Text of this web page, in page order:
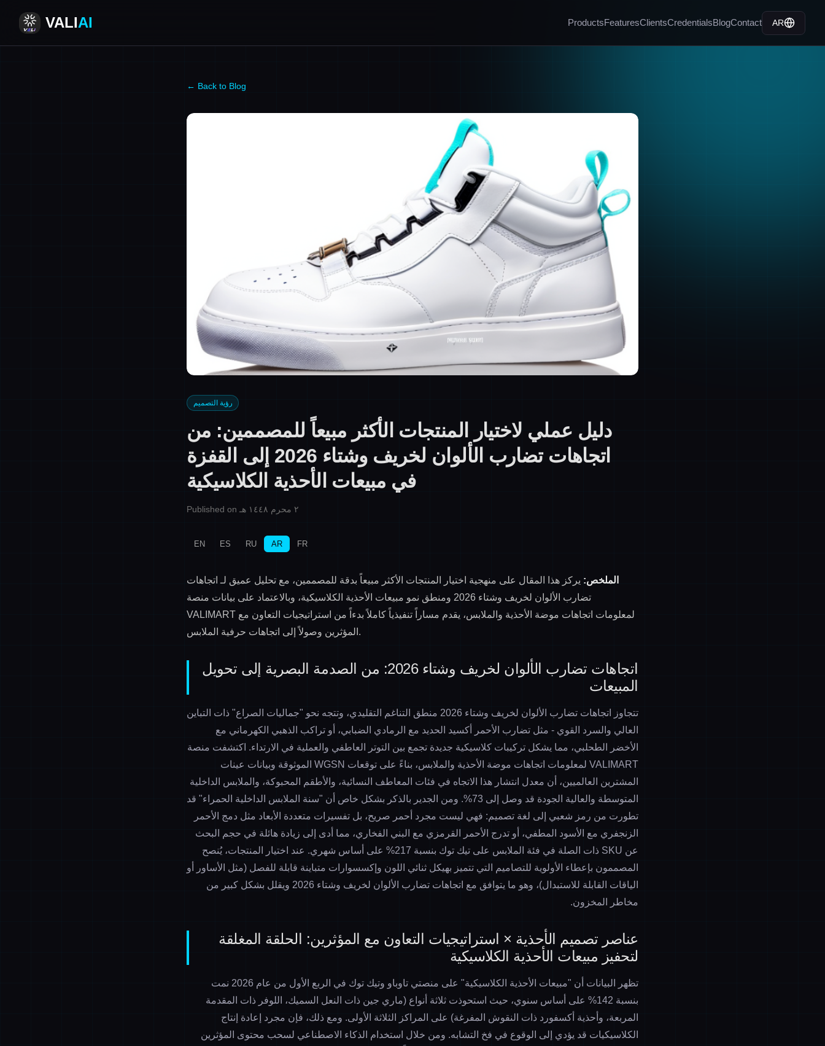
VALIAI ProductsFeaturesClientsCredentialsBlogContact AR
← Back to Blog
رؤية التصميم
دليل عملي لاختيار المنتجات الأكثر مبيعاً للمصممين: من
اتجاهات تضارب الألوان لخريف وشتاء 2026 إلى القفزة
في مبيعات الأحذية الكلاسيكية
Published on ٢ محرم ١٤٤٨ هـ
EN ES RU AR FR
الملخص: يركز هذا المقال على منهجية اختيار المنتجات الأكثر مبيعاً بدقة للمصممين، مع تحليل عميق لـ اتجاهات
تضارب الألوان لخريف وشتاء 2026
ومنطق نمو مبيعات الأحذية الكلاسيكية، وبالاعتماد على بيانات منصة
VALIMART لمعلومات اتجاهات موضة الأحذية والملابس، يقدم مساراً تنفيذياً كاملاً بدءاً من استراتيجيات التعاون مع
المؤثرين وصولاً إلى اتجاهات حرفية الملابس .
اتجاهات تضارب الألوان لخريف وشتاء 2026: من الصدمة البصرية إلى تحويل
المبيعات
تتجاوز اتجاهات تضارب الألوان لخريف وشتاء 2026 منطق التناغم التقليدي، وتتجه نحو "جماليات الصراع" ذات التباين
العالي والسرد القوي - مثل تضارب الأحمر أكسيد الحديد مع الرمادي الضبابي، أو تراكب الذهبي الكهرماني مع
الأخضر الطحلبي، مما يشكل تركيبات كلاسيكية جديدة تجمع بين التوتر العاطفي والعملية في الارتداء. اكتشفت منصة
VALIMART لمعلومات اتجاهات موضة الأحذية والملابس، بناءً على توقعات WGSN الموثوقة وبيانات عينات
المشترين العالميين، أن معدل انتشار هذا الاتجاه في فئات المعاطف النسائية، والأطقم المحبوكة، والملابس الداخلية
المتوسطة والعالية الجودة قد وصل إلى 73%. ومن الجدير بالذكر بشكل خاص أن "
سنة الملابس الداخلية الحمراء" قد
تطورت من رمز شعبي إلى لغة تصميم: فهي ليست مجرد أحمر صريح، بل تفسيرات متعددة الأبعاد مثل دمج الأحمر
الزنجفري مع الأسود المطفي، أو تدرج الأحمر القرمزي مع البني الفخاري، مما أدى إلى زيادة هائلة في حجم البحث
عن SKU ذات الصلة في فئة الملابس على تيك توك بنسبة 217% على أساس شهري. عند اختيار المنتجات، يُنصح
المصممون بإعطاء الأولوية للتصاميم التي تتميز بهيكل ثنائي اللون وإكسسوارات متباينة قابلة للفصل (مثل الأساور أو
الياقات القابلة للاستبدال)، وهو ما يتوافق مع اتجاهات تضارب الألوان لخريف وشتاء 2026
ويقلل بشكل كبير من
مخاطر المخزون.
عناصر تصميم الأحذية × استراتيجيات التعاون مع المؤثرين: الحلقة المغلقة
لتحفيز مبيعات الأحذية الكلاسيكية
تظهر البيانات أن "مبيعات الأحذية الكلاسيكية" على منصتي تاوباو وتيك توك في الربع الأول من عام 2026 نمت
بنسبة 142% على أساس سنوي، حيث استحوذت ثلاثة أنواع (ماري جين ذات النعل السميك، اللوفر ذات المقدمة
المربعة، وأحذية أكسفورد ذات النقوش المفرغة) على المراكز الثلاثة الأولى. ومع ذلك، فإن مجرد إعادة إنتاج
الكلاسيكيات قد يؤدي إلى الوقوع في فخ التشابه. ومن خلال استخدام الذكاء الاصطناعي لسحب محتوى المؤثرين